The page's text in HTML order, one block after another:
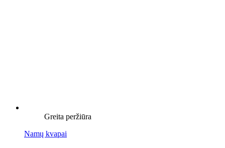
Greita peržiūra
Namų kvapai